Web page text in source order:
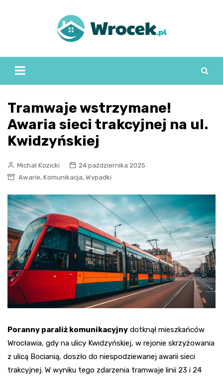
Tramwaje wstrzymane!
Awaria sieci trakcyjnej na ul.
Kwidzyńskiej
Michał Kozicki
24 października 2025
Awarie, Komunikacja, Wypadki
Poranny paraliż komunikacyjny dotknął mieszkańców
Wrocławia, gdy na ulicy Kwidzyńskiej, w rejonie skrzyżowania
z ulicą Bocianią, doszło do niespodziewanej awarii sieci
trakcyjnej. W wyniku tego zdarzenia tramwaje linii 23 i 24